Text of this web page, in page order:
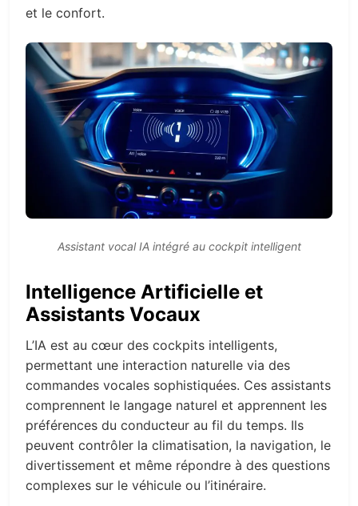
et le confort.
Assistant vocal IA intégré au cockpit intelligent
Intelligence Artificielle et
Assistants Vocaux
L’IA est au cœur des cockpits intelligents,
permettant une interaction naturelle via des
commandes vocales sophistiquées. Ces assistants
comprennent le langage naturel et apprennent les
préférences du conducteur au fil du temps. Ils
peuvent contrôler la climatisation, la navigation, le
divertissement et même répondre à des questions
complexes sur le véhicule ou l’itinéraire.